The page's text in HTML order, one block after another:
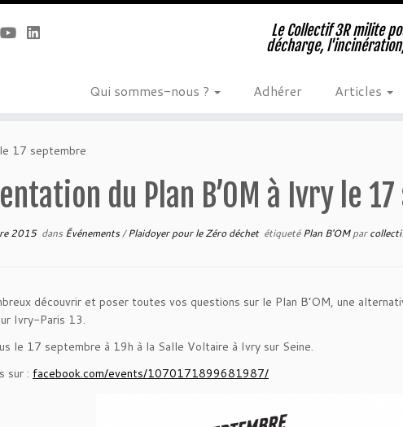
Le Collectif 3R milite
décharge,
Qui sommes-nous ? Adhérer Articles
17 septembre
du Plan B’OM à Ivry le
2015dans Événements/Plaidoyer pour le Zéro déchet étiquetéPlan B'OMpar
découvrir et poser toutes vos questions sur le Plan B’OM, une
Ivry-Paris 13.
le 17 septembre à 19h à la Salle Voltaire à Ivry sur Seine.
sur : facebook.com/events/1070171899681987/